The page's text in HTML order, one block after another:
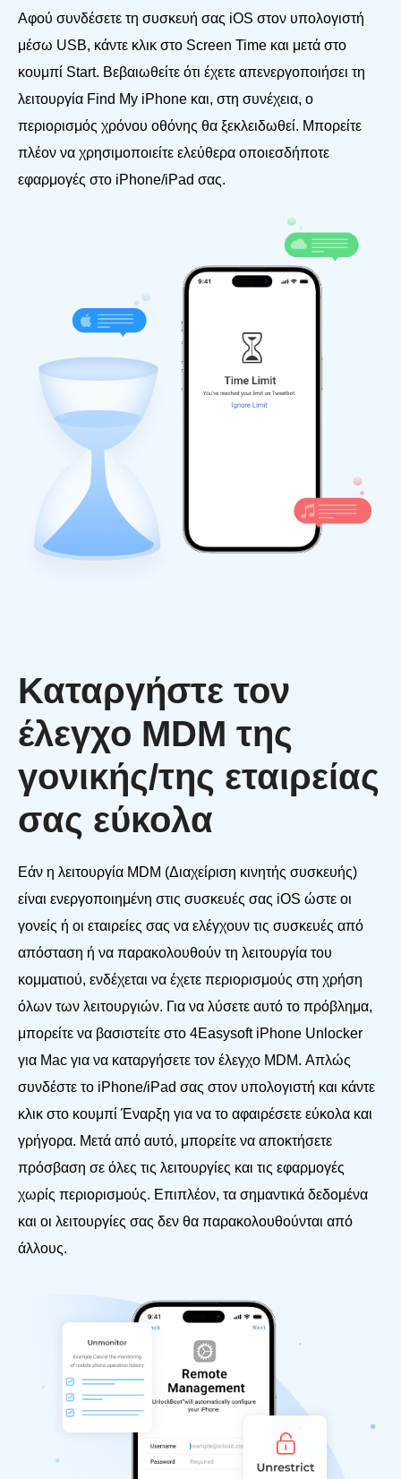
Αφού συνδέσετε τη συσκευή σας iOS στον υπολογιστή
μέσω USB, κάντε κλικ στο Screen Time και μετά στο
κουμπί Start. Βεβαιωθείτε ότι έχετε απενεργοποιήσει τη
λειτουργία Find My iPhone και, στη συνέχεια, ο
περιορισμός χρόνου οθόνης θα ξεκλειδωθεί. Μπορείτε
πλέον να χρησιμοποιείτε ελεύθερα οποιεσδήποτε
εφαρμογές στο iPhone/iPad σας.
Καταργήστε τον
έλεγχο MDM της
γονικής/της εταιρείας
σας εύκολα
Εάν η λειτουργία MDM (Διαχείριση κινητής συσκευής)
είναι ενεργοποιημένη στις συσκευές σας iOS ώστε οι
γονείς ή οι εταιρείες σας να ελέγχουν τις συσκευές από
απόσταση ή να παρακολουθούν τη λειτουργία του
κομματιού, ενδέχεται να έχετε περιορισμούς στη χρήση
όλων των λειτουργιών. Για να λύσετε αυτό το πρόβλημα,
μπορείτε να βασιστείτε στο 4Easysoft iPhone Unlocker
για Mac για να καταργήσετε τον έλεγχο MDM. Απλώς
συνδέστε το iPhone/iPad σας στον υπολογιστή και κάντε
κλικ στο κουμπί Έναρξη για να το αφαιρέσετε εύκολα και
γρήγορα. Μετά από αυτό, μπορείτε να αποκτήσετε
πρόσβαση σε όλες τις λειτουργίες και τις εφαρμογές
χωρίς περιορισμούς. Επιπλέον, τα σημαντικά δεδομένα
και οι λειτουργίες σας δεν θα παρακολουθούνται από
άλλους.